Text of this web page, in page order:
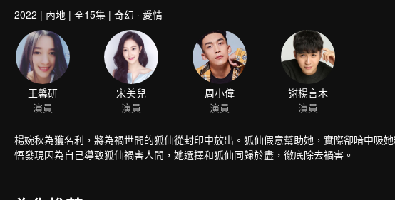
2022 | 內地 | 全15集 | 奇幻 · 愛情
王馨研
演員
宋美兒
演員
周小偉
演員
謝楊言木
演員
楊婉秋為獲名利，將為禍世間的狐仙從封印中放出。狐仙假意幫助她，實際卻暗中吸
悟發現因為自己導致狐仙禍害人間，她選擇和狐仙同歸於盡，徹底除去禍害。